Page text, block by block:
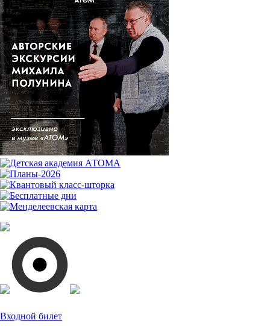
Входной билет